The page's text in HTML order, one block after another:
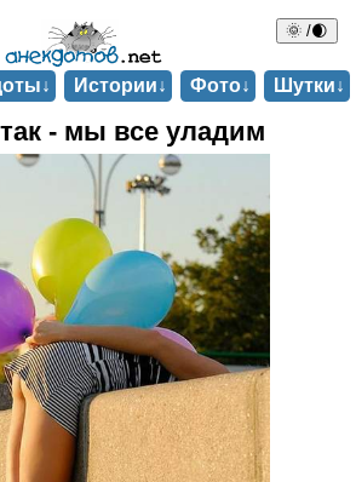
🌞 /🌒
Истории↓ Фото↓ Шутки↓
- мы все уладим